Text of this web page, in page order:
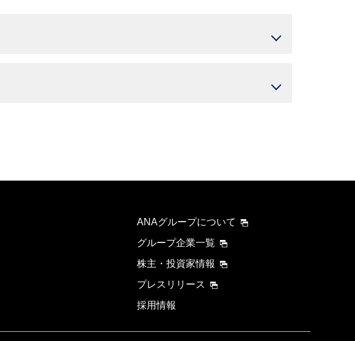
ANAグループについて
グループ企業一覧
株主・投資家情報
プレスリリース
採用情報